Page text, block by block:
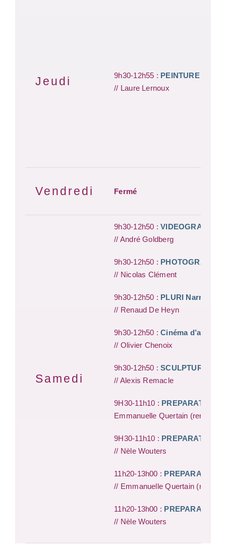
Jeudi 9h30-12h55 : PEINTURE
// Laure Lernoux
Vendredi Fermé
Samedi
9h30-12h50 : VIDEOGRAPHIE
// André Goldberg
9h30-12h50 : PHOTOGRAPHIE
// Nicolas Clément
9h30-12h50 : PLURI Narration
// Renaud De Heyn
9h30-12h50 :Cinéma
// Olivier Chenoix
9h30-12h50 :SCULPTURE
// Alexis Remacle
9H30-11h10 : PREPARATOIRE
Emmanuelle Quertain
9H30-11h10 : PREPARATOIRE
// Nèle Wouters
11h20-13h00 :
// Emmanuelle Quertain
11h20-13h00 :
// Nèle Wouters